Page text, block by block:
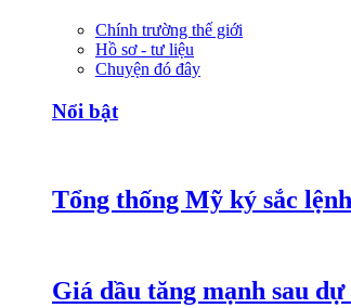
Chính trường thế giới
Hồ sơ - tư liệu
Chuyện đó đây
Nổi bật
Tổng thống Mỹ ký sắc
Giá dầu tăng mạnh sau